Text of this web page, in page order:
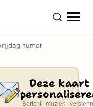
humor
Deze kaart
Bericht · muziek ·